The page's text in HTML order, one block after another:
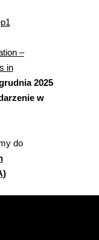
–
in
2025
w
do